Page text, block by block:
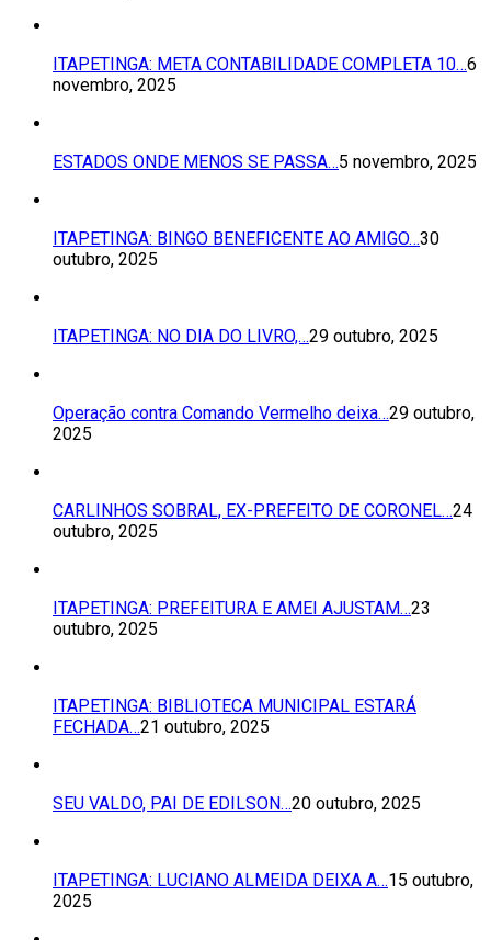
ITAPETINGA: META CONTABILIDADE COMPLETA 10…6
novembro, 2025
ESTADOS ONDE MENOS SE PASSA…5 novembro, 2025
ITAPETINGA: BINGO BENEFICENTE AO AMIGO…30
outubro, 2025
ITAPETINGA: NO DIA DO LIVRO,…29 outubro, 2025
Operação contra Comando Vermelho deixa…29 outubro,
2025
CARLINHOS SOBRAL, EX-PREFEITO DE CORONEL…24
outubro, 2025
ITAPETINGA: PREFEITURA E AMEI AJUSTAM…23
outubro, 2025
ITAPETINGA: BIBLIOTECA MUNICIPAL ESTARÁ
FECHADA…21 outubro, 2025
SEU VALDO, PAI DE EDILSON…20 outubro, 2025
ITAPETINGA: LUCIANO ALMEIDA DEIXA A…15 outubro,
2025